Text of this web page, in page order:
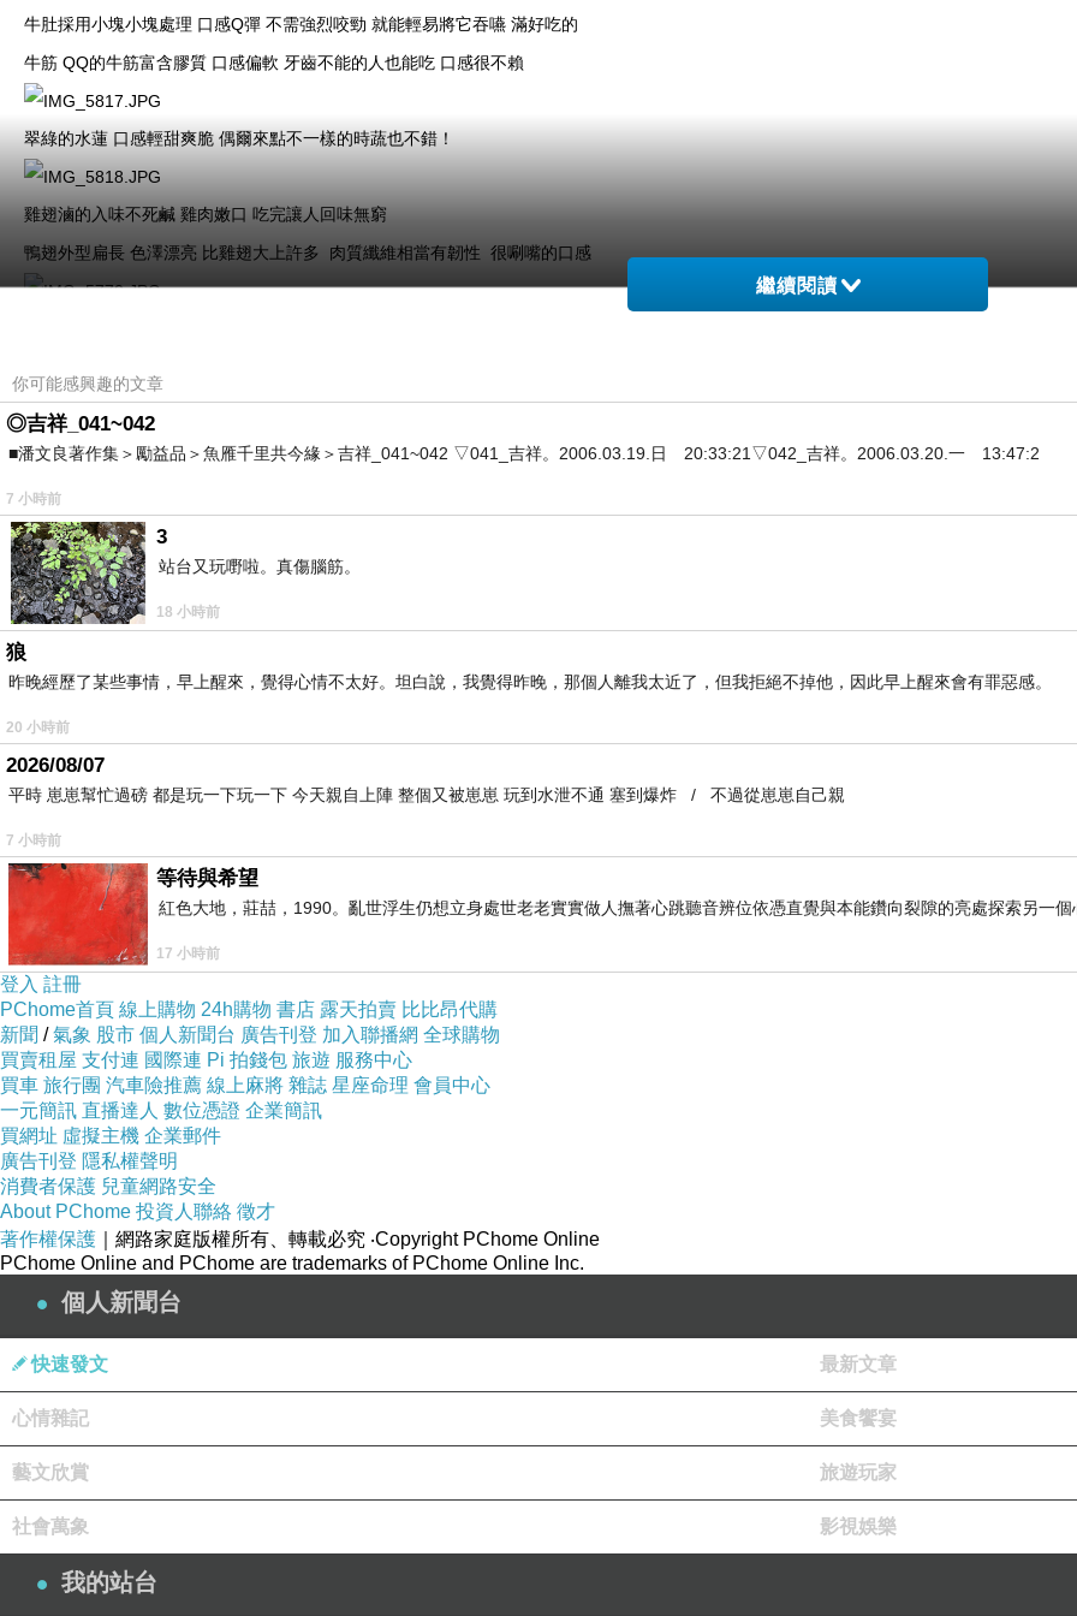
牛肚採用小塊小塊處理 口感Q彈 不需強烈咬勁 就能輕易將它吞嚥 滿好吃的
牛筋 QQ的牛筋富含膠質 口感偏軟 牙齒不能的人也能吃 口感很不賴
翠綠的水蓮 口感輕甜爽脆 偶爾來點不一樣的時蔬也不錯！
雞翅滷的入味不死鹹 雞肉嫩口 吃完讓人回味無窮
鴨翅外型扁長 色澤漂亮 比雞翅大上許多 肉質纖維相當有韌性 很唰嘴的口感
安格斯椒牛銷魂餐+69肉量升級
湯頭麻而不辣 喝起來舒服過癮 跳脫我對傳統麻辣燙油膩的印象
油條吸附麻辣湯汁 口感介於軟和酥脆之間 不愧是麻辣燙最佳夥伴
搭配店家招牌銷魂醬 辣的恰到好處 再拌入油條碎 美味度立馬更上一層樓
松阪嫩豬銷魂餐 +69肉量升級
湯頭麻辣鮮香 完全不辣喉 讓人不由自主咕嚕咕嚕喝下肚
豬肉片油脂豐潤 口感Q彈 底層撈的到蔬菜 柔嫩豆腐 金針菇 和滑嫩鴨血
椒饗悅
電話：0963 176 791
地址：新北市板橋區新站路28號B1
營業時間：11:00～22:00
粉絲團
下一篇：【蒸翻天蒸氣火鍋】新北美食、林口美食
繼續閱讀
你可能感興趣的文章
◎吉祥_041~042
■潘文良著作集＞勵益品＞魚雁千里共今緣＞吉祥_041~042 ▽041_吉祥。2006.03.19.日 20:33:21▽042_吉祥。2006.03.20.一 13:47:2
7 小時前
3
站台又玩嘢啦。真傷腦筋。
18 小時前
狼
昨晚經歷了某些事情，早上醒來，覺得心情不太好。坦白說，我覺得昨晚，那個人離我太近了，但我拒絕不掉他，因此早上醒來會有罪惡感。
20 小時前
2026/08/07
平時 崽崽幫忙過磅 都是玩一下玩一下 今天親自上陣 整個又被崽崽 玩到水泄不通 塞到爆炸 / 不過從崽崽自己親
7 小時前
等待與希望
紅色大地，莊喆，1990。亂世浮生仍想立身處世老老實實做人撫著心跳聽音辨位依憑直覺與本能鑽向裂隙的亮處探索另一
17 小時前
登入 註冊
PChome首頁 線上購物 24h購物 書店 露天拍賣 比比昂代購
新聞 /氣象 股市 個人新聞台 廣告刊登 加入聯播網 全球購物
買賣租屋 支付連 國際連 Pi 拍錢包 旅遊 服務中心
買車 旅行團 汽車險推薦 線上麻將 雜誌 星座命理 會員中心
一元簡訊 直播達人 數位憑證 企業簡訊
買網址 虛擬主機 企業郵件
廣告刊登 隱私權聲明
消費者保護 兒童網路安全
About PChome 投資人聯絡 徵才
著作權保護 ｜網路家庭版權所有、轉載必究 ‧Copyright PChome Online
PChome Online and PChome are trademarks of PChome Online Inc.
個人新聞台
快速發文 最新文章
心情雜記 美食饗宴
藝文欣賞 旅遊玩家
社會萬象 影視娛樂
我的站台